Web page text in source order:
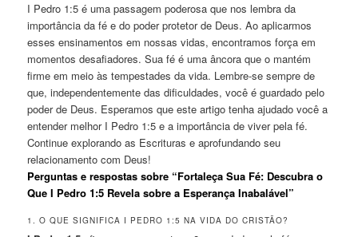
I Pedro 1:5 é uma passagem poderosa que nos lembra da
importância da fé e do poder protetor de Deus. Ao aplicarmos
esses ensinamentos em nossas vidas, encontramos força em
momentos desafiadores. Sua fé é uma âncora que o mantém
firme em meio às tempestades da vida. Lembre-se sempre de
que, independentemente das dificuldades, você é guardado pelo
poder de Deus. Esperamos que este artigo tenha ajudado você a
entender melhor I Pedro 1:5 e a importância de viver pela fé.
Continue explorando as Escrituras e aprofundando seu
relacionamento com Deus!
Perguntas e respostas sobre “Fortaleça Sua Fé: Descubra o
Que I Pedro 1:5 Revela sobre a Esperança Inabalável”
1. O QUE SIGNIFICA I PEDRO 1:5 NA VIDA DO CRISTÃO?